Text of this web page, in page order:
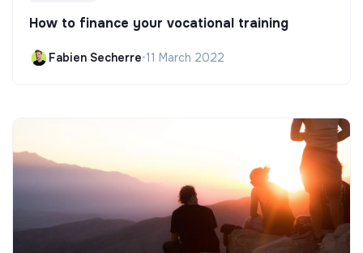
How to finance your vocational training
Fabien Secherre•11 March 2022